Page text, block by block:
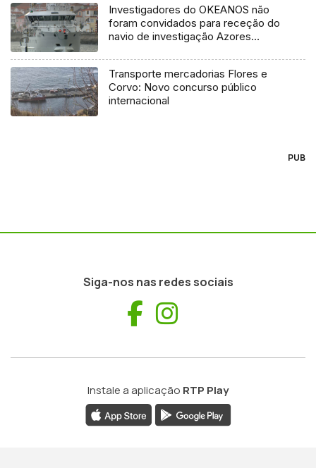
Investigadores do OKEANOS não
foram convidados para receção do
navio de investigação Azores
Transporte mercadorias Flores e
Corvo: Novo concurso público
internacional
PUB
Siga-nos nas redes sociais
Facebook
Instale a aplicação RTP Play